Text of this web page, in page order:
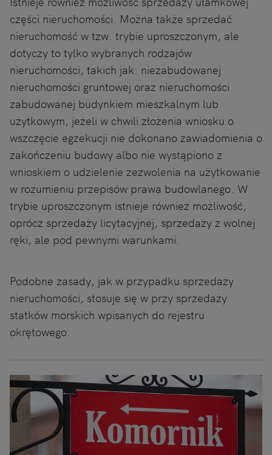
części nieruchomości. Można także sprzedać
nieruchomość w tzw. trybie uproszczonym, ale
dotyczy to tylko wybranych rodzajów
nieruchomości, takich jak: niezabudowanej
nieruchomości gruntowej oraz nieruchomości
zabudowanej budynkiem mieszkalnym lub
użytkowym, jeżeli w chwili złożenia wniosku o
wszczęcie egzekucji nie dokonano zawiadomienia o
zakończeniu budowy albo nie wystąpiono z
wnioskiem o udzielenie zezwolenia na użytkowanie
w rozumieniu przepisów prawa budowlanego. W
trybie uproszczonym istnieje również możliwość,
oprócz sprzedaży licytacyjnej, sprzedaży z wolnej
ręki, ale pod pewnymi warunkami.
Podobne zasady, jak w przypadku sprzedaży
nieruchomości, stosuje się w przy sprzedaży
statków morskich wpisanych do rejestru
okrętowego.